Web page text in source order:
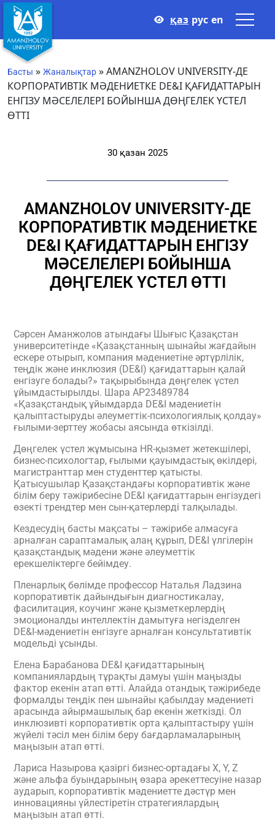
қаз рус en
Басты » Жаналықтар »AMANZHOLOV UNIVERSITY-ДЕ
КОРПОРАТИВТІК МӘДЕНИЕТКЕ DE&I ҚАҒИДАТТАРЫН
ЕНГІЗУ МӘСЕЛЕЛЕРІ БОЙЫНША ДӨҢГЕЛЕК ҮСТЕЛ
ӨТТІ
30 қазан 2025
AMANZHOLOV UNIVERSITY-ДЕ
КОРПОРАТИВТІК МӘДЕНИЕТКЕ
DE&I ҚАҒИДАТТАРЫН ЕНГІЗУ
МӘСЕЛЕЛЕРІ БОЙЫНША
ДӨҢГЕЛЕК ҮСТЕЛ ӨТТІ
Сәрсен Аманжолов атындағы Шығыс Қазақстан
университетінде «Қазақстанның шынайы жағдайын
ескере отырып, компания мәдениетіне әртүрлілік,
теңдік және инклюзия (DE&I) қағидаттарын қалай
енгізуге болады?» тақырыбында дөңгелек үстел
ұйымдастырылды. Шара AP23489784
«Қазақстандық ұйымдарда DE&I мәдениетін
қалыптастыруды әлеуметтік-психологиялық қолдау»
ғылыми-зерттеу жобасы аясында өткізілді.
Дөңгелек үстел жұмысына HR-қызмет жетекшілері,
бизнес-психологтар, ғылыми қауымдастық өкілдері,
магистранттар мен студенттер қатысты.
Қатысушылар Қазақстандағы корпоративтік және
білім беру тәжірибесіне DE&I қағидаттарын енгізудегі
өзекті трендтер мен сын-қатерлерді талқылады.
Кездесудің басты мақсаты – тәжірибе алмасуға
арналған сараптамалық алаң құрып, DE&I үлгілерін
қазақстандық мәдени және әлеуметтік
ерекшеліктерге бейімдеу.
Пленарлық бөлімде профессор Наталья Ладзина
корпоративтік дайындығын диагностикалау,
фасилитация, коучинг және қызметкерлердің
эмоционалды интеллектін дамытуға негізделген
DE&I-мәдениетін енгізуге арналған консультативтік
модельді ұсынды.
Елена Барабанова DE&I қағидаттарының
компаниялардың тұрақты дамуы үшін маңызды
фактор екенін атап өтті. Алайда отандық тәжірибеде
формалды теңдік пен шынайы қабылдау мәдениеті
арасында айырмашылық бар екенін жеткізді. Ол
инклюзивті корпоративтік орта қалыптастыру үшін
жүйелі тәсіл мен білім беру бағдарламаларының
маңызын атап өтті.
Лариса Назырова қазіргі бизнес-ортадағы X, Y, Z
және альфа буындарының өзара әрекеттесуіне назар
аударып, корпоративтік мәдениетте дәстүр мен
инновацияны үйлестіретін стратегиялардың
маңызын атап өтті.